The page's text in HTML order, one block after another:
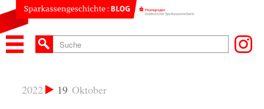
19 Oktober
2022